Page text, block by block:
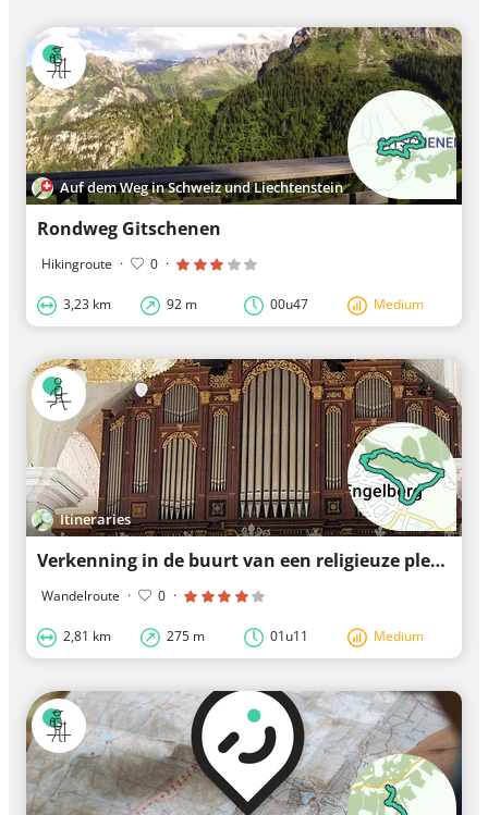
Auf dem Weg in Schweiz und Liechtenstein
Rondweg Gitschenen
Hikingroute · 0 ·
3,23 km 92 m 00u47 Medium
Itineraries
Verkenning in de buurt van een religieuze plek: Abdij Engelberg
Wandelroute · 0 ·
2,81 km 275 m 01u11 Medium